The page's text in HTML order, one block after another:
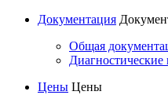
Документация
Общая
Диагностические
Цены Цены